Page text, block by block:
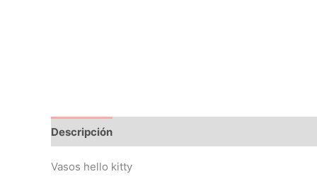
Descripción
Vasos hello kitty